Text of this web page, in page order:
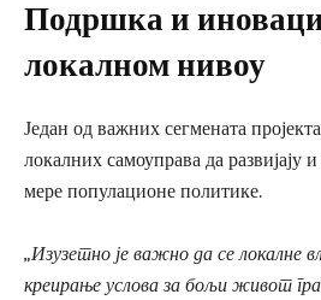
Подршка и
локалном нивоу
Један од важних сегмената
локалних самоуправа да развијају
мере популационе политике.
„Изузетно је важно да се локалне
креирање услова за бољи живот